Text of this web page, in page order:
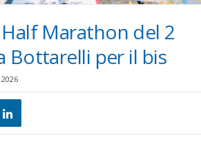
Half Marathon del 2
Bottarelli per il bis